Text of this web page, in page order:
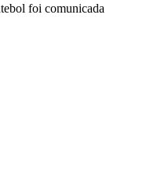
foi comunicada